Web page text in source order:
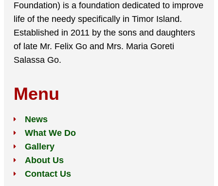
Foundation) is a foundation dedicated to improve
life of the needy specifically in Timor Island.
Established in 2011 by the sons and daughters
of late Mr. Felix Go and Mrs. Maria Goreti
Salassa Go.
Menu
News
What We Do
Gallery
About Us
Contact Us